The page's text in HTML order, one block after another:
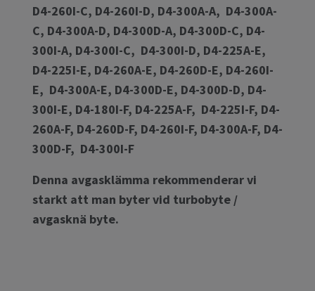
D4-260I-C, D4-260I-D, D4-300A-A, D4-300A-
C, D4-300A-D, D4-300D-A, D4-300D-C, D4-
300I-A, D4-300I-C, D4-300I-D, D4-225A-E,
D4-225I-E, D4-260A-E, D4-260D-E, D4-260I-
E, D4-300A-E, D4-300D-E, D4-300D-D, D4-
300I-E, D4-180I-F, D4-225A-F, D4-225I-F, D4-
260A-F, D4-260D-F, D4-260I-F, D4-300A-F, D4-
300D-F, D4-300I-F
Denna avgasklämma rekommenderar vi
starkt att man byter vid turbobyte /
avgasknä byte.